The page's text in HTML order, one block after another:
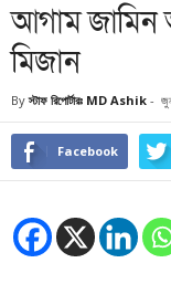
আগাম
মিজান
By স্টাফ রিপোর্টারঃ MD Ashik -
Facebook